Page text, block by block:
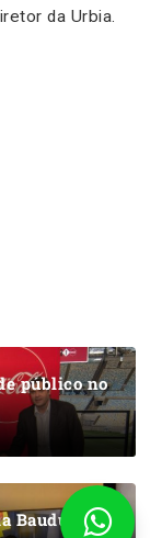
da Urbia.
público no
Bauducco